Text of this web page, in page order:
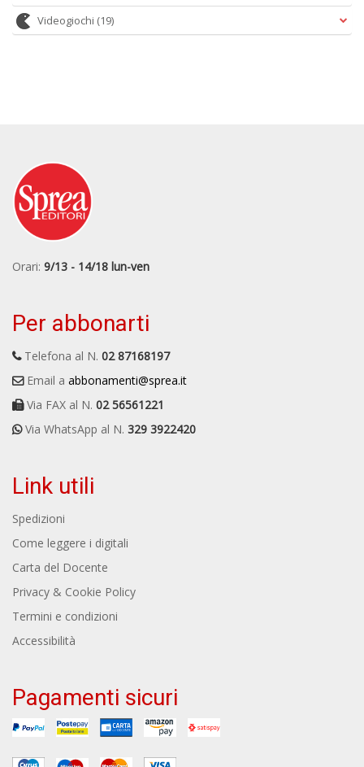
Videogiochi (19)
Orari: 9/13 - 14/18 lun-ven
Per abbonarti
Telefona al N. 02 87168197
Email a abbonamenti@sprea.it
Via FAX al N. 02 56561221
Via WhatsApp al N. 329 3922420
Link utili
Spedizioni
Come leggere i digitali
Carta del Docente
Privacy & Cookie Policy
Termini e condizioni
Accessibilità
Pagamenti sicuri